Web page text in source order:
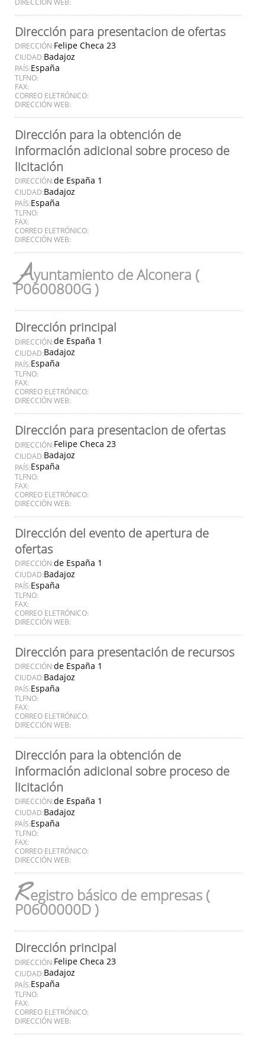
Dirección para presentacion de ofertas
DIRECCIÓN:Felipe Checa 23
CIUDAD:Badajoz
PAÍS:España
TLFNO:
FAX:
CORREO ELETRÓNICO:
DIRECCIÓN WEB:
Dirección para la obtención de
información adicional sobre proceso de
licitación
DIRECCIÓN:de España 1
CIUDAD:Badajoz
PAÍS:España
TLFNO:
FAX:
CORREO ELETRÓNICO:
DIRECCIÓN WEB:
Ayuntamiento de Alconera (
P0600800G )
Dirección principal
DIRECCIÓN:de España 1
CIUDAD:Badajoz
PAÍS:España
TLFNO:
FAX:
CORREO ELETRÓNICO:
DIRECCIÓN WEB:
Dirección para presentacion de ofertas
DIRECCIÓN:Felipe Checa 23
CIUDAD:Badajoz
PAÍS:España
TLFNO:
FAX:
CORREO ELETRÓNICO:
DIRECCIÓN WEB:
Dirección del evento de apertura de
ofertas
DIRECCIÓN:de España 1
CIUDAD:Badajoz
PAÍS:España
TLFNO:
FAX:
CORREO ELETRÓNICO:
DIRECCIÓN WEB:
Dirección para presentación de recursos
DIRECCIÓN:de España 1
CIUDAD:Badajoz
PAÍS:España
TLFNO:
FAX:
CORREO ELETRÓNICO:
DIRECCIÓN WEB:
Dirección para la obtención de
información adicional sobre proceso de
licitación
DIRECCIÓN:de España 1
CIUDAD:Badajoz
PAÍS:España
TLFNO:
FAX:
CORREO ELETRÓNICO:
DIRECCIÓN WEB:
Registro básico de empresas (
P0600000D )
Dirección principal
DIRECCIÓN:Felipe Checa 23
CIUDAD:Badajoz
PAÍS:España
TLFNO:
FAX:
CORREO ELETRÓNICO:
DIRECCIÓN WEB: